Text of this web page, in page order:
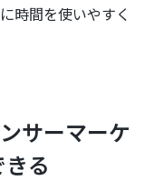
時間を使いやすく
サーマーケ
る